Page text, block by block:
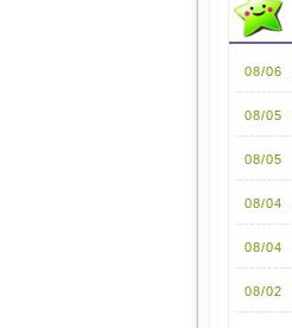
08/06
08/05
08/05
08/04
08/04
08/02